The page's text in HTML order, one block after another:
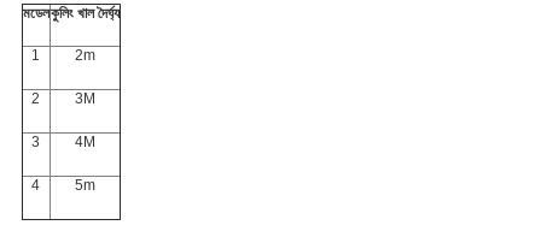
মডেলকুলিং খাল দৈর্ঘ্য
1 2m
2 3M
3 4M
4 5m